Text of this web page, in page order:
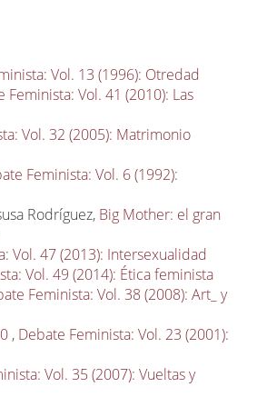
Vol. 13 (1996): Otredad
Feminista: Vol. 41 (2010): Las
Vol. 32 (2005): Matrimonio
Feminista: Vol. 6 (1992):
Rodríguez, Big Mother: el gran
Vol. 47 (2013): Intersexualidad
Vol. 49 (2014): Ética feminista
Feminista: Vol. 38 (2008): Art_ y
, Debate Feminista: Vol. 23 (2001):
Vol. 35 (2007): Vueltas y